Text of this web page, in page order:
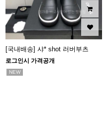
[국내배송] 샤* shot 러버부츠
로그인시 가격공개
NEW